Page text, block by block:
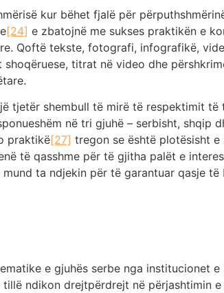
kur bëhet fjalë për
[24] e zbatojnë me sukses praktikën e
Qoftë tekste, fotografi, infografikë,
titrat në video dhe
tjetër shembull të mirë të respektimit
në tri gjuhë – serbisht, shqip
praktikë[27] tregon se është plotësisht e
të qasshme për të gjitha palët e
ta ndjekin për të garantuar qasje
e gjuhës serbe nga institucionet
ndikon drejtpërdrejt në përjashtimin